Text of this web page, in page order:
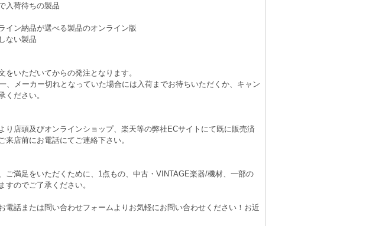
入荷待ちの製品
イン納品が選べる製品のオンライン版
ない製品
いただいてからの発注となります。
、メーカー切れとなっていた場合には入荷までお待ちいただくか、キャン
ください。
り店頭及びオンラインショップ、楽天等の弊社ECサイトにて既に販売済
店前にお電話にてご連絡下さい。
ご満足をいただくために、1点もの、中古・VINTAGE楽器/機材、一部の
のでご了承ください。
電話または問い合わせフォームよりお気軽にお問い合わせください！お近